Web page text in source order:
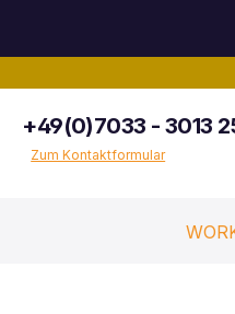
+49(0)7033 - 3013
Zum Kontaktformular